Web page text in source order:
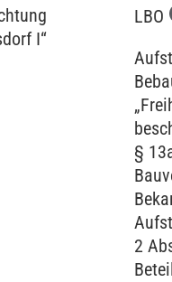
I“
LBO
§
2